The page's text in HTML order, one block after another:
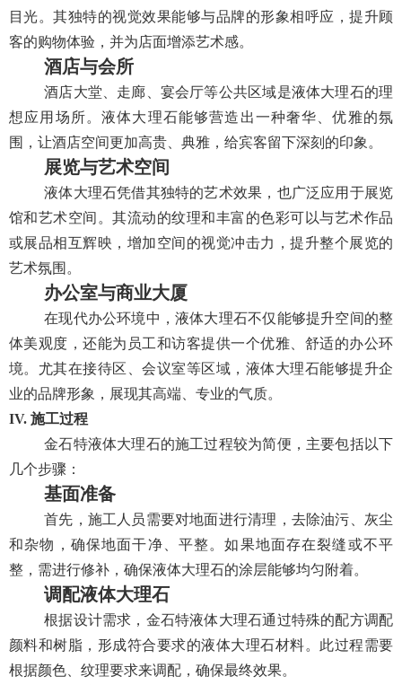
目光。其独特的视觉效果能够与品牌的形象相呼应，提升顾
客的购物体验，并为店面增添艺术感。
酒店与会所
酒店大堂、走廊、宴会厅等公共区域是液体大理石的理
想应用场所。液体大理石能够营造出一种奢华、优雅的氛
围，让酒店空间更加高贵、典雅，给宾客留下深刻的印象。
展览与艺术空间
液体大理石凭借其独特的艺术效果，也广泛应用于展览
馆和艺术空间。其流动的纹理和丰富的色彩可以与艺术作品
或展品相互辉映，增加空间的视觉冲击力，提升整个展览的
艺术氛围。
办公室与商业大厦
在现代办公环境中，液体大理石不仅能够提升空间的整
体美观度，还能为员工和访客提供一个优雅、舒适的办公环
境。尤其在接待区、会议室等区域，液体大理石能够提升企
业的品牌形象，展现其高端、专业的气质。
IV. 施工过程
金石特液体大理石的施工过程较为简便，主要包括以下
几个步骤：
基面准备
首先，施工人员需要对地面进行清理，去除油污、灰尘
和杂物，确保地面干净、平整。如果地面存在裂缝或不平
整，需进行修补，确保液体大理石的涂层能够均匀附着。
调配液体大理石
根据设计需求，金石特液体大理石通过特殊的配方调配
颜料和树脂，形成符合要求的液体大理石材料。此过程需要
根据颜色、纹理要求来调配，确保最终效果。